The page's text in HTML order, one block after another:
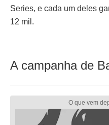
Series, e cada um deles
12 mil.
A campanha de